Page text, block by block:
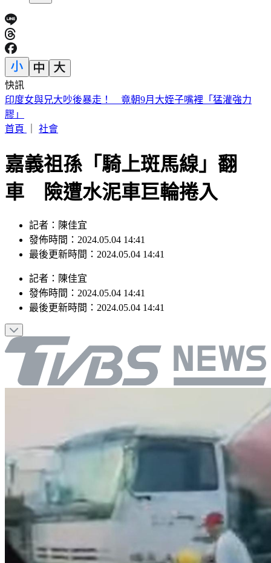
快訊
白海豚颱風「紮實雨帶」又來了！鄭明典急籲：晚上別出門
首頁
嘉義祖孫「騎上斑馬線」翻
車 險遭水泥車巨輪捲入
發佈時間：2024.05.04 14:41
最後更新時間：2024.05.04 14:41
發佈時間：2024.05.04 14:41
最後更新時間：2024.05.04 14:41